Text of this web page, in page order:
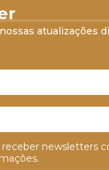
atualizações
newsletters